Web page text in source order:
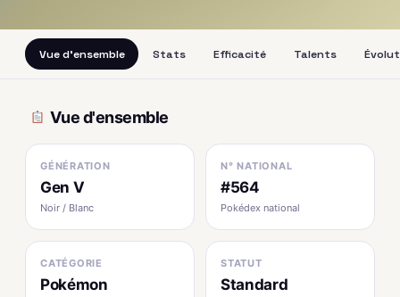
Vue d'ensemble Stats Efficacité Talents
Vue d'ensemble
GÉNÉRATION
Gen V
Noir / Blanc
N° NATIONAL
#564
Pokédex national
CATÉGORIE
Pokémon
STATUT
Standard